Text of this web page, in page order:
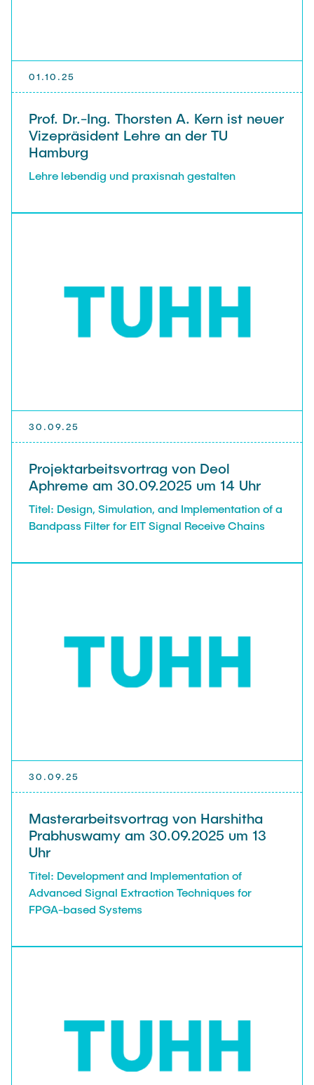
01.10.25
Prof. Dr.-Ing. Thorsten A. Kern ist neuer
Vizepräsident Lehre an der TU
Hamburg
Lehre lebendig und praxisnah gestalten
30.09.25
Projektarbeitsvortrag von Deol
Aphreme am 30.09.2025 um 14 Uhr
Titel: Design, Simulation, and Implementation of a
Bandpass Filter for EIT Signal Receive Chains
30.09.25
Masterarbeitsvortrag von Harshitha
Prabhuswamy am 30.09.2025 um 13
Uhr
Titel: Development and Implementation of
Advanced Signal Extraction Techniques for
FPGA-based Systems